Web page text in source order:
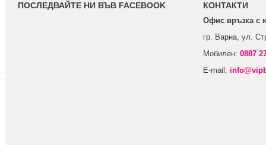
ПОСЛЕДВАЙТЕ НИ ВЪВ FACEBOOK КОНТАКТИ
Офис връзка с
гр. Варна, ул.
Мобилен: 0887
E-mail: